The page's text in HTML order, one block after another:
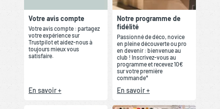
Votre avis compte
Votre avis compte : partagez
votre expérience sur
Trustpilot et aidez-nous à
toujours mieux vous
satisfaire.
En savoir +
Notre programme de
fidélité
Passionné de déco, novice
en pleine découverte ou pro
en devenir : bienvenue au
club ! Inscrivez-vous au
programme et recevez 10€
sur votre première
commande*
En savoir +